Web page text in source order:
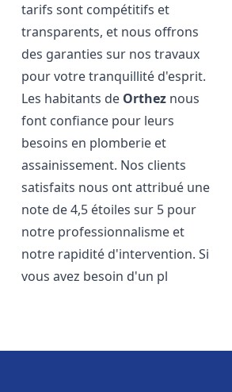
tarifs sont compétitifs et
transparents, et nous offrons
des garanties sur nos travaux
pour votre tranquillité d'esprit.
Les habitants de Orthez nous
font confiance pour leurs
besoins en plomberie et
assainissement. Nos clients
satisfaits nous ont attribué une
note de 4,5 étoiles sur 5 pour
notre professionnalisme et
notre rapidité d'intervention. Si
vous avez besoin d'un pl